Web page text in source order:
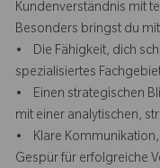
Kundenverständnis mit
Besonders bringst du
• Die Fähigkeit, dich
spezialisiertes
• Einen strategischen
mit einer analytischen,
• Klare Kommunikation,
Gespür für erfolgreiche